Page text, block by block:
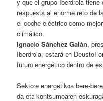
y que el grupo Iberdrola
respuesta al enorme reto de
el coche eléctrico como
climático.
Ignacio Sánchez Galán,
Iberdrola, estará en
futuro energético dentro de
Sektore energetikoa bere-
da eta kontsumoaren